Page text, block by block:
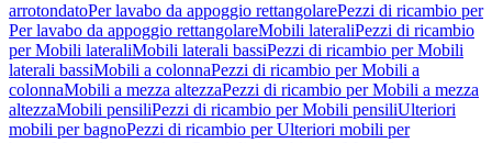
arrotondatoPer lavabo da appoggio rettangolarePezzi di ricambio per
Per lavabo da appoggio rettangolareMobili lateraliPezzi di ricambio
per Mobili lateraliMobili laterali bassiPezzi di ricambio per Mobili
laterali bassiMobili a colonnaPezzi di ricambio per Mobili a
colonnaMobili a mezza altezzaPezzi di ricambio per Mobili a mezza
altezzaMobili pensiliPezzi di ricambio per Mobili pensiliUlteriori
mobili per bagnoPezzi di ricambio per Ulteriori mobili per